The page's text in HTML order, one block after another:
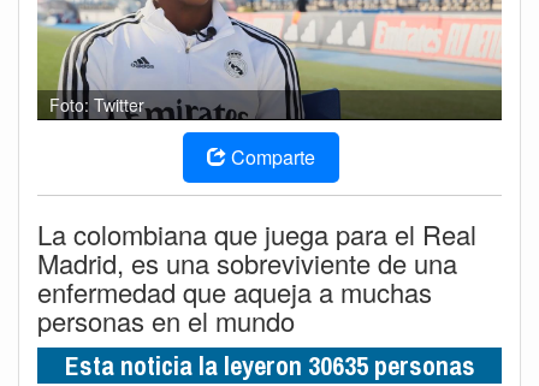
Foto: Twitter
Comparte
La colombiana que juega para el Real
Madrid, es una sobreviviente de una
enfermedad que aqueja a muchas
personas en el mundo
Esta noticia la leyeron 30635 personas